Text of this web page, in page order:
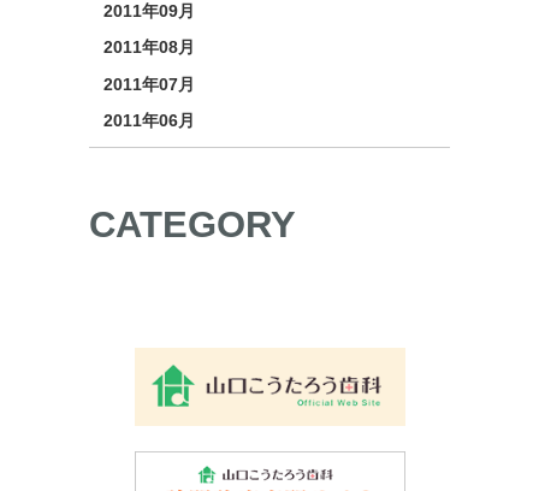
2011年09月
2011年08月
2011年07月
2011年06月
CATEGORY